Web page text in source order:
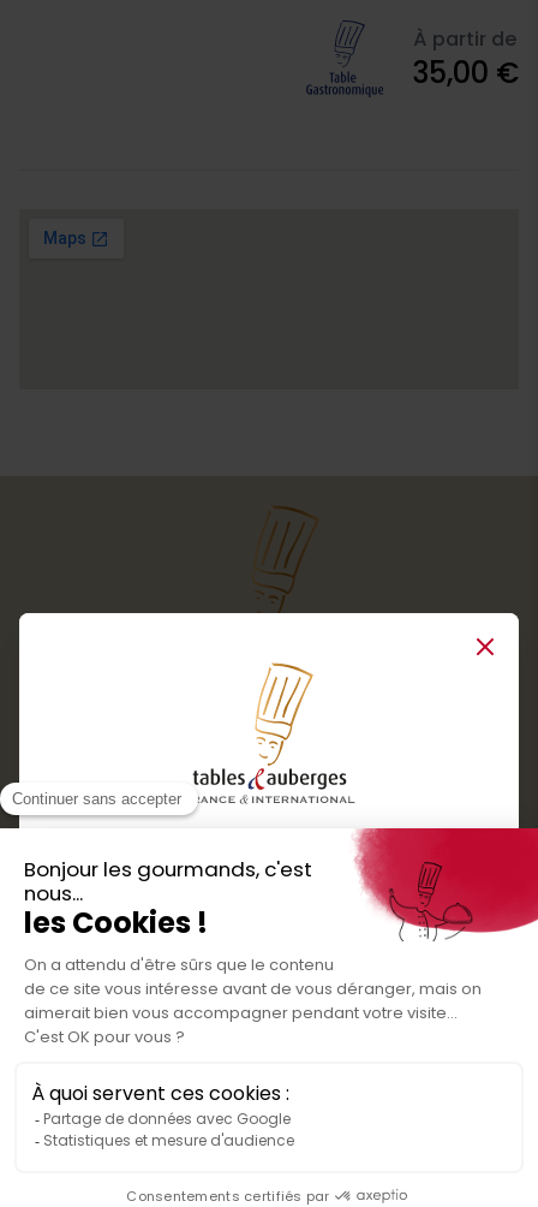
À partir de
35,00 €
Services
Routes gourmandes
Partenaires
Presse
Créer votre espace personnel
Informations légales
Politique de confidentialité des données
Conditions générales de vente
Médiateur de la consommation
Rejoignez-nous
Close
Téléchargez
l'application gratuite !
Nos bons plans et découvertes
gourmandes à vivre en famille et entre
amis